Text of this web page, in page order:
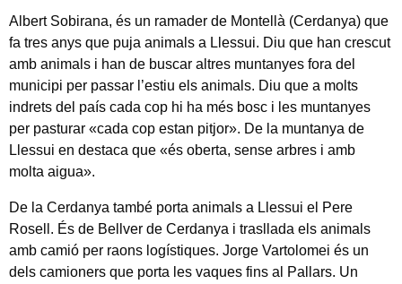
Albert Sobirana, és un ramader de Montellà (Cerdanya) que
fa tres anys que puja animals a Llessui. Diu que han crescut
amb animals i han de buscar altres muntanyes fora del
municipi per passar l’estiu els animals. Diu que a molts
indrets del país cada cop hi ha més bosc i les muntanyes
per pasturar «cada cop estan pitjor». De la muntanya de
Llessui en destaca que «és oberta, sense arbres i amb
molta aigua».
De la Cerdanya també porta animals a Llessui el Pere
Rosell. És de Bellver de Cerdanya i trasllada els animals
amb camió per raons logístiques. Jorge Vartolomei és un
dels camioners que porta les vaques fins al Pallars. Un